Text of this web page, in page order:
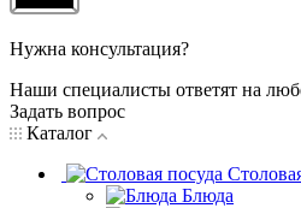
Нужна консультация?
Наши специалисты ответят на
Задать вопрос
Каталог
Блюда